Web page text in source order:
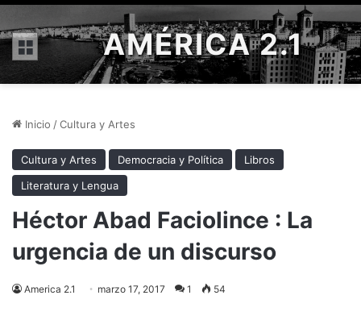
Menú AMÉRICA 2.1
Inicio /Cultura y Artes
Cultura y Artes Democracia y Política
Libros
Literatura y Lengua
Héctor Abad Faciolince : La
urgencia de un discurso
America 2.1 marzo 17, 2017 1 54